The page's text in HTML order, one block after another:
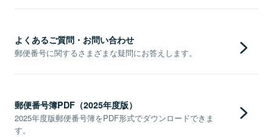
よくあるご質問・お問い合わせ
郵便番号に関するさまざまな疑問にお答えします。
郵便番号簿PDF（2025年度版）
2025年度版郵便番号簿をPDF形式でダウンロードできま
す。